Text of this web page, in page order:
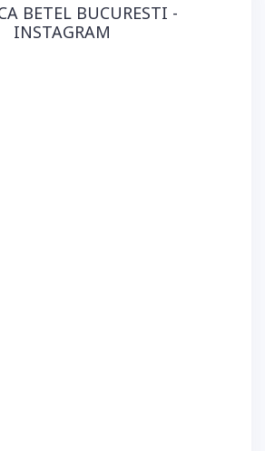
BETEL BUCURESTI -
INSTAGRAM